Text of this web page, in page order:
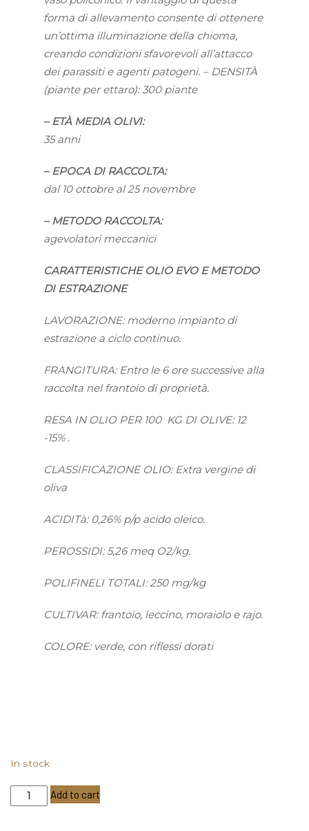
forma di allevamento consente di ottenere
un’ottima illuminazione della chioma,
creando condizioni sfavorevoli all’attacco
dei parassiti e agenti patogeni. – DENSITÀ
(piante per ettaro): 300 piante
– ETÀ MEDIA OLIVI:
35 anni
– EPOCA DI RACCOLTA:
dal 10 ottobre al 25 novembre
– METODO RACCOLTA:
agevolatori meccanici
CARATTERISTICHE OLIO EVO E METODO
DI ESTRAZIONE
LAVORAZIONE: moderno impianto di
estrazione a ciclo continuo.
FRANGITURA: Entro le 6 ore successive alla
raccolta nel frantoio di proprietà.
RESA IN OLIO PER 100 KG DI OLIVE: 12
-15% .
CLASSIFICAZIONE OLIO: Extra vergine di
oliva
ACIDITà: 0,26% p/p acido oleico.
PEROSSIDI: 5,26 meq O2/kg.
POLIFINELI TOTALI: 250 mg/kg
CULTIVAR: frantoio, leccino, moraiolo e rajo.
COLORE: verde, con riflessi dorati
In stock
Add to cart